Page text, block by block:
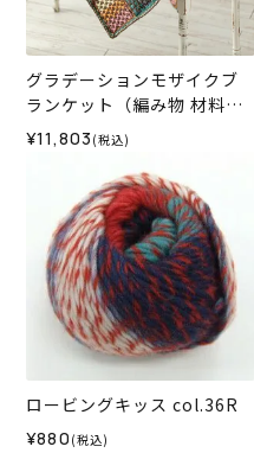
グラデーションモザイクブ
ランケット（編み物 材料セ
ット）
¥11,803 (税込)
ロービングキッス col.36R
¥880 (税込)